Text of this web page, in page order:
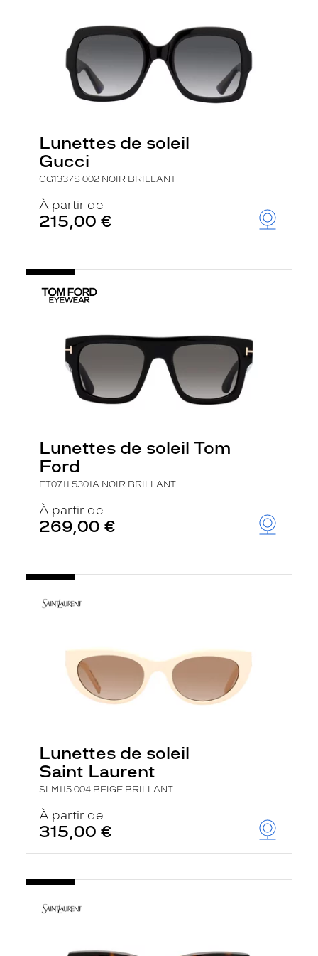
Lunettes de soleil
Gucci
GG1337S 002 NOIR BRILLANT
À partir de
215,00 €
Lunettes de soleil Tom
Ford
FT0711 5301A NOIR BRILLANT
À partir de
269,00 €
Lunettes de soleil
Saint Laurent
SLM115 004 BEIGE BRILLANT
À partir de
315,00 €